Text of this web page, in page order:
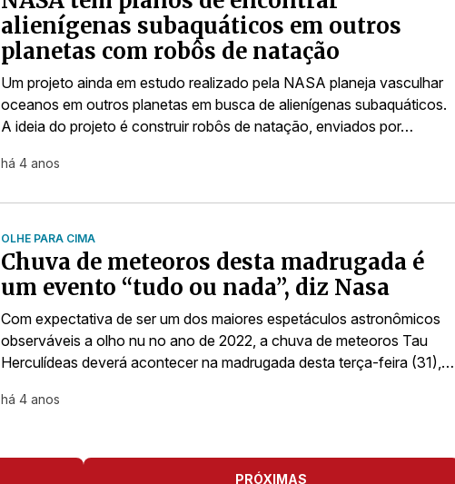
alienígenas subaquáticos em outros
planetas com robôs de natação
Um projeto ainda em estudo realizado pela NASA planeja vasculhar
oceanos em outros planetas em busca de alienígenas subaquáticos.
A ideia do projeto é construir robôs de natação, enviados por…
há 4 anos
OLHE PARA CIMA
Chuva de meteoros desta madrugada é
um evento “tudo ou nada”, diz Nasa
Com expectativa de ser um dos maiores espetáculos astronômicos
observáveis a olho nu no ano de 2022, a chuva de meteoros Tau
Herculídeas deverá acontecer na madrugada desta terça-feira (31),…
há 4 anos
PRÓXIMAS